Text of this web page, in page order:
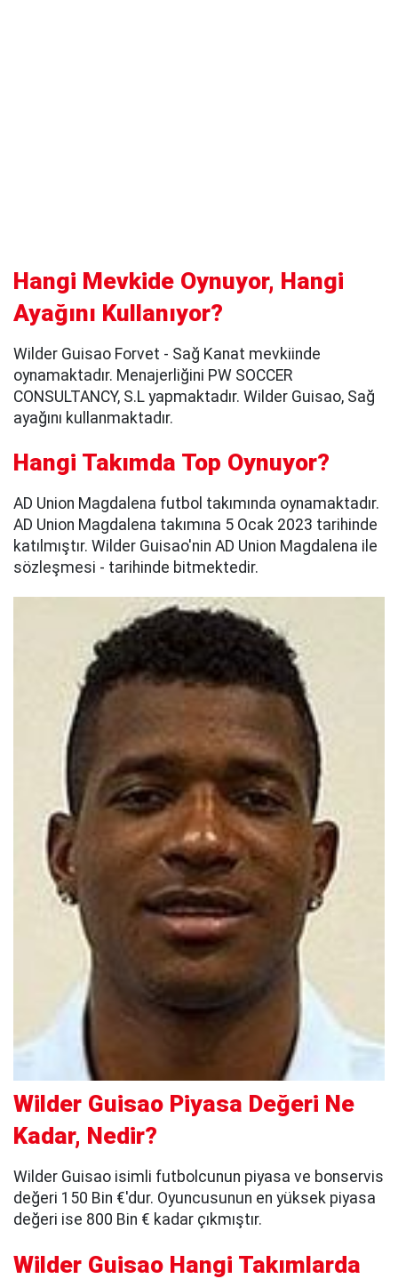
Hangi Mevkide Oynuyor, Hangi
Ayağını Kullanıyor?
Wilder Guisao Forvet - Sağ Kanat mevkiinde
oynamaktadır. Menajerliğini PW SOCCER
CONSULTANCY, S.L yapmaktadır. Wilder Guisao, Sağ
ayağını kullanmaktadır.
Hangi Takımda Top Oynuyor?
AD Union Magdalena futbol takımında oynamaktadır.
AD Union Magdalena takımına 5 Ocak 2023 tarihinde
katılmıştır. Wilder Guisao'nin AD Union Magdalena ile
sözleşmesi - tarihinde bitmektedir.
Wilder Guisao Piyasa Değeri Ne
Kadar, Nedir?
Wilder Guisao isimli futbolcunun piyasa ve bonservis
değeri 150 Bin €'dur. Oyuncusunun en yüksek piyasa
değeri ise 800 Bin € kadar çıkmıştır.
Wilder Guisao Hangi Takımlarda